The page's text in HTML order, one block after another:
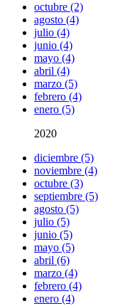
octubre (2)
agosto (4)
julio (4)
junio (4)
mayo (4)
abril (4)
marzo (5)
febrero (4)
enero (5)
2020
diciembre (5)
noviembre (4)
octubre (3)
septiembre (5)
agosto (5)
julio (5)
junio (5)
mayo (5)
abril (6)
marzo (4)
febrero (4)
enero (4)